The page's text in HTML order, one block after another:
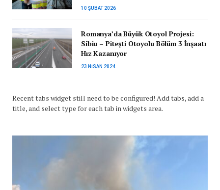
10 ŞUBAT 2026
Romanya’da Büyük Otoyol Projesi:
Sibiu – Pitești Otoyolu Bölüm 3 İnşaatı
Hız Kazanıyor
23 NISAN 2024
Recent tabs widget still need to be configured! Add tabs, add a
title, and select type for each tab in widgets area.